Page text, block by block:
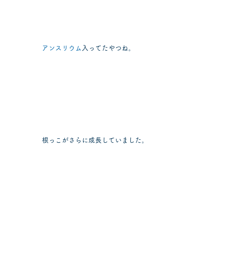
アンスリウム 入ってたやつね。
根っこがさらに成長していました。